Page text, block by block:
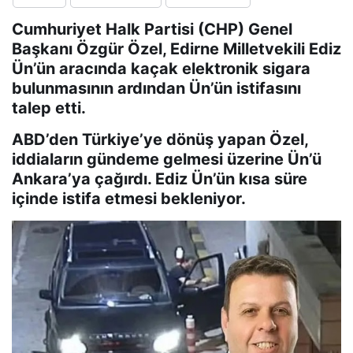
Cumhuriyet Halk Partisi (CHP) Genel
Başkanı Özgür Özel, Edirne Milletvekili Ediz
Ün’ün aracında kaçak elektronik sigara
bulunmasının ardından Ün’ün istifasını
talep etti.
ABD’den Türkiye’ye dönüş yapan Özel,
iddiaların gündeme gelmesi üzerine Ün’ü
Ankara’ya çağırdı. Ediz Ün’ün kısa süre
içinde istifa etmesi bekleniyor.